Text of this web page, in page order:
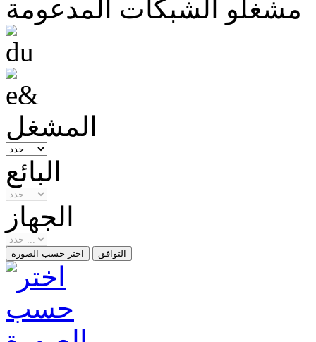
مشغلو الشبكات المدعومة
المشغل
البائع
الجهاز